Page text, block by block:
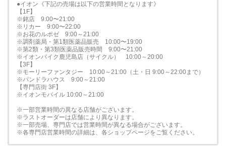
●イオン《下記の売場は以下の営業時間となります》
【1F】
※銘店 9:00〜21:00
※リカー 9:00〜22:00
※お花のルポゼ 9:00～21:00
※調剤薬局・第1類医薬品販売 10:00〜19:00
※第2類・第3類医薬品販売時間 9:00〜21:00
※イオンバイク鹿児島店（サイクル） 10:00～20:00
【3F】
※モーリーファンタジー 10:00～21:00（土・日 9:00～22:00まで）
※パンドラハウス 9:00～21:00
【専門店街 3F】
※イオンモバイル 10:00～21:00
※一部営業時間の異なる店舗がございます。
※ラストオーダーは店舗により異なります。
※一部売場、専門店では営業時間が異なる場合がございます。
※各専門店営業時間の詳細は、各ショップページをご覧ください。